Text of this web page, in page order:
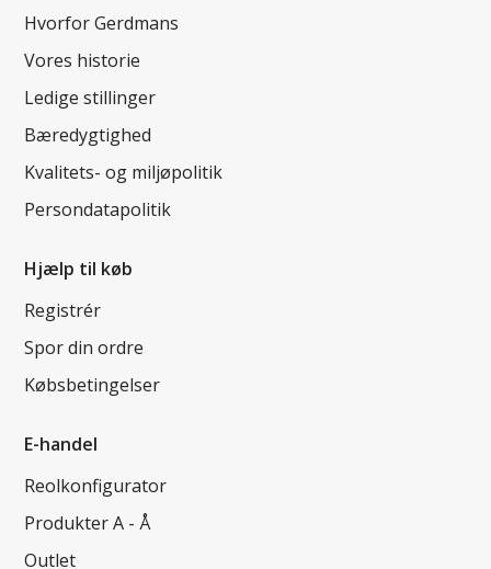
Hvorfor Gerdmans
Vores historie
Ledige stillinger
Bæredygtighed
Kvalitets- og miljøpolitik
Persondatapolitik
Hjælp til køb
Registrér
Spor din ordre
Købsbetingelser
E-handel
Reolkonfigurator
Produkter A - Å
Outlet